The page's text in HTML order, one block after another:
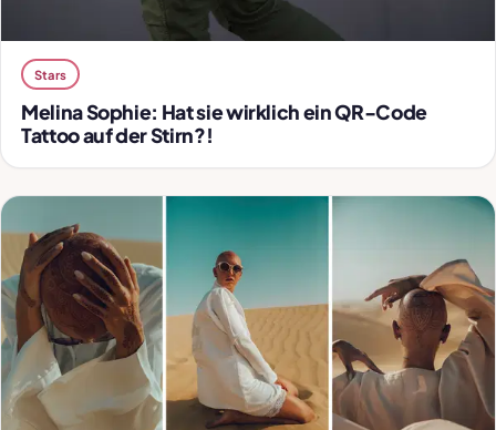
Stars
Melina Sophie: Hat sie wirklich ein QR-Code
Tattoo auf der Stirn?!